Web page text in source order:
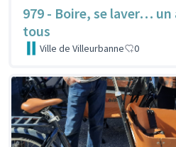
979 - Boire, se laver… un
tous
Ville de Villeurbanne 0